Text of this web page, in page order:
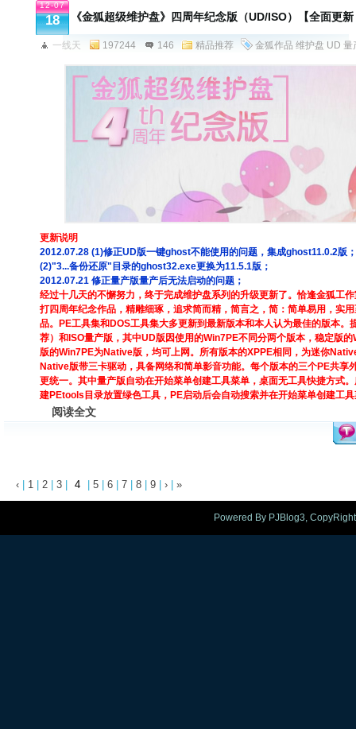
12-07
18 《金狐超级维护盘》四周年纪念版（UD/ISO）【全面更
一线天 197244 146 精品推荐 金狐作品 维护盘 UD 量
更新说明
2012.07.28 (1)修正UD版一键ghost不能使用的问题，集成ghost11.0.2版；
(2)"3...备份还原"目录的ghost32.exe更换为11.5.1版；
2012.07.21 修正量产版量产后无法启动的问题；
经过十几天的不懈努力，终于完成维护盘系列的升级更新了。恰逢金狐工
打四周年纪念作品，精雕细琢，追求简而精，简言之，简：简单易用，实
品。PE工具集和DOS工具集大多更新到最新版本和本人认为最佳的版本。
荐）和ISO量产版，其中UD版因使用的Win7PE不同分两个版本，稳定版
版的Win7PE为Native版，均可上网。所有版本的XPPE相同，为迷你
Native版带三卡驱动，具备网络和简单影音功能。每个版本的三个PE共享
更统一。其中量产版自动在开始菜单创建工具菜单，桌面无工具快捷方式
建PEtools目录放置绿色工具，PE启动后会自动搜索并在开始菜单创建工
阅读全文
‹ 1 2 3 4 5 6 7 8 9 › »
Powered By PJBlog3,